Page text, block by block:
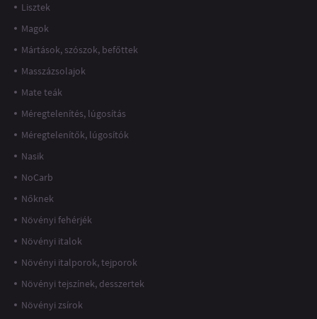
Lisztek
Magok
Mártások, szószok, befőttek
Masszázsolajok
Mate teák
Méregtelenítés, lúgosítás
Méregtelenítők, lúgosítók
Nasik
NoCarb
Nőknek
Növényi fehérjék
Növényi italok
Növényi italporok, tejporok
Növényi tejszínek, desszertek
Növényi zsírok